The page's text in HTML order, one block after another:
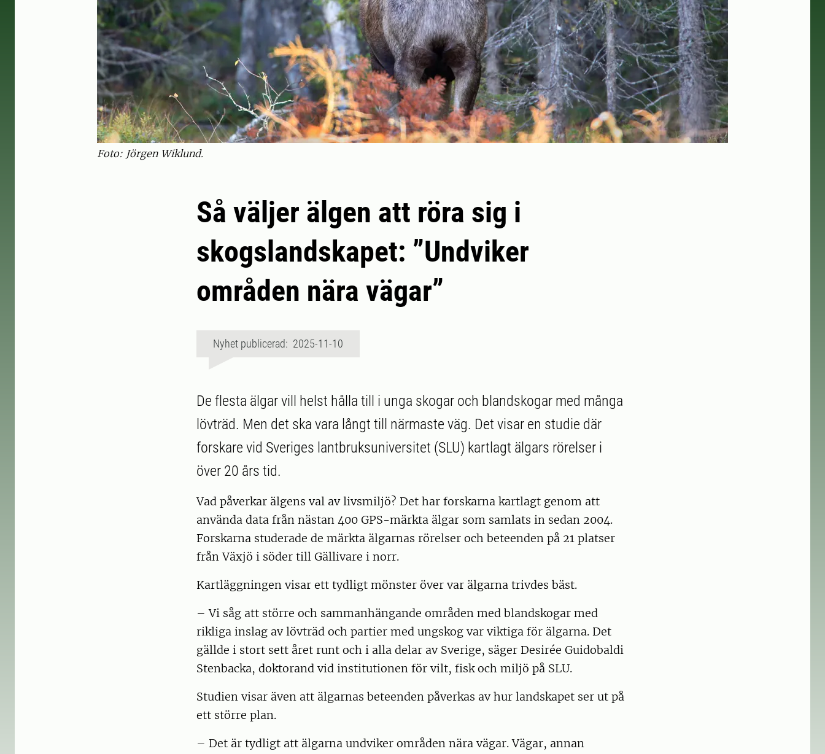
Foto: Jörgen Wiklund.
Så väljer älgen att röra sig i
skogslandskapet: ”Undviker
områden nära vägar”
Nyhet publicerad: 2025-11-10
De flesta älgar vill helst hålla till i unga skogar och blandskogar med många
lövträd. Men det ska vara långt till närmaste väg. Det visar en studie där
forskare vid Sveriges lantbruksuniversitet (SLU) kartlagt älgars rörelser i
över 20 års tid.
Vad påverkar älgens val av livsmiljö? Det har forskarna kartlagt genom att
använda data från nästan 400 GPS-märkta älgar som samlats in sedan 2004.
Forskarna studerade de märkta älgarnas rörelser och beteenden på 21 platser
från Växjö i söder till Gällivare i norr.
Kartläggningen visar ett tydligt mönster över var älgarna trivdes bäst.
– Vi såg att större och sammanhängande områden med blandskogar med
rikliga inslag av lövträd och partier med ungskog var viktiga för älgarna. Det
gällde i stort sett året runt och i alla delar av Sverige, säger Desirée Guidobaldi
Stenbacka, doktorand vid institutionen för vilt, fisk och miljö på SLU.
Studien visar även att älgarnas beteenden påverkas av hur landskapet ser ut på
ett större plan.
– Det är tydligt att älgarna undviker områden nära vägar. Vägar, annan